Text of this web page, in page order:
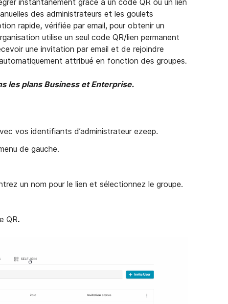
instantanément grâce à un code QR ou un lien
des administrateurs et les goulets
rapide, vérifiée par email, pour obtenir un
utilise un seul code QR/lien permanent
une invitation par email et de rejoindre
attribué en fonction des groupes.
les plans Business et Enterprise.
vos identifiants d’administrateur ezeep.
de gauche.
un nom pour le lien et sélectionnez le groupe.
QR.